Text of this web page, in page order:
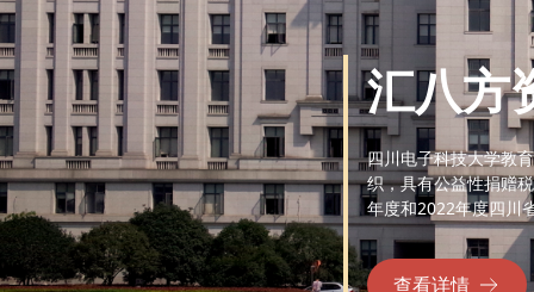
汇八方
四川电子科技大学教
织，具有公益性捐赠
年度和2022年度四川
查看详情